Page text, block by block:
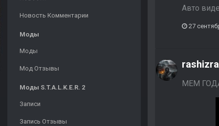
Новость Комментарии
Моды
Моды
Мод Отзывы
Моды S.T.A.L.K.E.R. 2
Записи
Запись Отзывы
Авто
27
МЕМ